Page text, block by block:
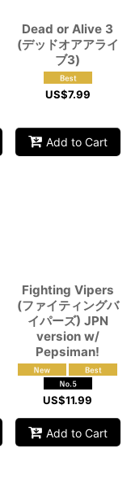
Dead or Alive 3
(デッドオアアライ
ブ3)
US$7.99
Add to Cart
Fighting Vipers
(ファイティングバ
イパーズ) JPN
version w/
Pepsiman!
US$11.99
Add to Cart